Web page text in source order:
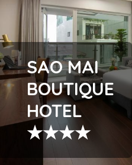
SAO MAI
BOUTIQUE
HOTEL
★★★★